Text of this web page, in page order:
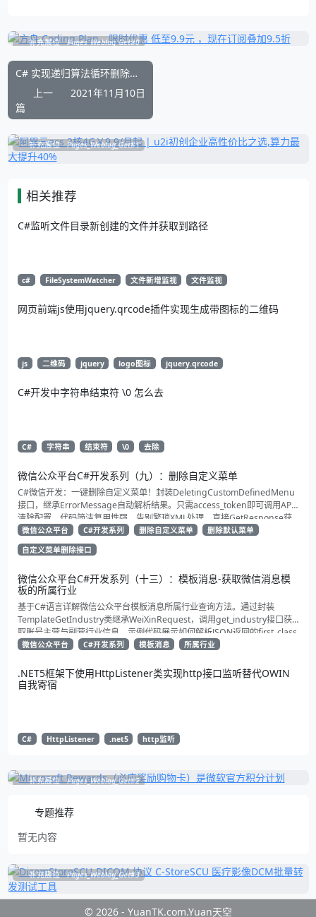
补充展位 Pages_Weblog_Get#0
C# 实现递归算法循环删除空文件夹及所有的子目录空文件夹
上一
篇
2021年11月10日
补充展位 Pages_Weblog_Get#1
相关推荐
C#监听文件目录新创建的文件并获取到路径
c# FileSystemWatcher 文件新增监视 文件监视
网页前端js使用jquery.qrcode插件实现生成带图标的二维码
js 二维码 jquery logo图标 jquery.qrcode
C#开发中字符串结束符 \0 怎么去
C# 字符串 结束符 \0 去除
微信公众平台C#开发系列（九）：删除自定义菜单
C#微信开发：一键删除自定义菜单！封装DeletingCustomDefinedMenu
接口，继承ErrorMessage自动解析结果。只需access_token即可调用API
清除配置。代码简洁复用性强，告别繁琐XML处理，直接GetResponse获
取状态。适合动态管理公众号的开发者，建议收藏备用！
微信公众平台 C#开发系列 删除自定义菜单
删除默认菜单
自定义菜单删除接口
微信公众平台C#开发系列（十三）：模板消息-获取微信消息模
板的所属行业
基于C#语言详解微信公众平台模板消息所属行业查询方法。通过封装
TemplateGetIndustry类继承WeiXinRequest，调用get_industry接口获
取账号主营与副营行业信息。示例代码展示如何解析JSON返回的first_class
与second_class数据，为开发者提供合规通知场景开发支持
微信公众平台 C#开发系列 模板消息 所属行业
.NET5框架下使用HttpListener类实现http接口监听替代OWIN
自我寄宿
C# HttpListener .net5 http监听
补充展位 Pages_Weblog_Get#2
专题推荐
暂无内容
补充展位 Pages_Weblog_Get#3
© 2026 - YuanTK.com.Yuan天空